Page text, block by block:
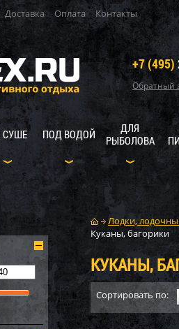
Доставка Оплата Контакты
+7 (495)
Обратный
СУШЕ ПОД ВОДОЙ
ДЛЯ
РЫБОЛОВА
Лодки,
Куканы, багорики
КУКАНЫ,
Сортировать по: